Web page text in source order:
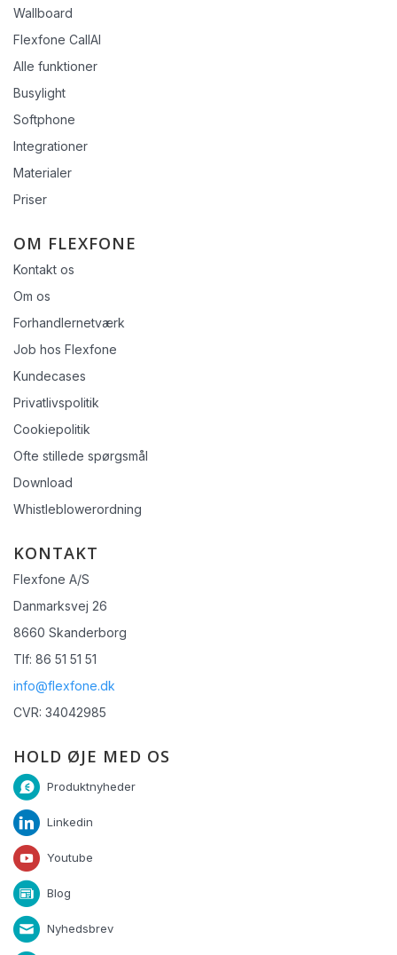
Wallboard
Flexfone CallAI
Alle funktioner
Busylight
Softphone
Integrationer
Materialer
Priser
OM FLEXFONE
Kontakt os
Om os
Forhandlernetværk
Job hos Flexfone
Kundecases
Privatlivspolitik
Cookiepolitik
Ofte stillede spørgsmål
Download
Whistleblowerordning
KONTAKT
Flexfone A/S
Danmarksvej 26
8660 Skanderborg
Tlf: 86 51 51 51
info@flexfone.dk
CVR: 34042985
HOLD ØJE MED OS
Produktnyheder
Linkedin
Youtube
Blog
Nyhedsbrev